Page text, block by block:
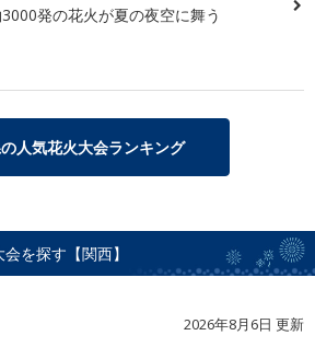
発の花火が夏の夜空に舞う
人気花火大会ランキング
を探す【関西】
2026年8月6日 更新